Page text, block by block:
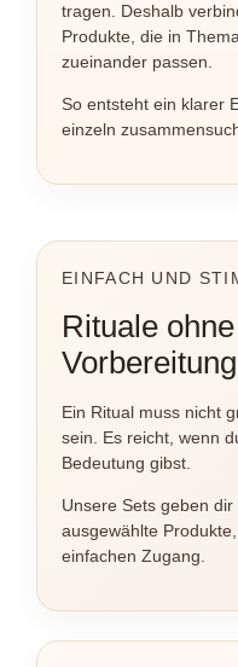
tragen. Deshalb
Produkte, die in
zueinander passen.
So entsteht ein klarer
einzeln
EINFACH UND
Rituale
Vorbereitung
Ein Ritual muss nicht
sein. Es reicht, wenn
Bedeutung gibst.
Unsere Sets geben
ausgewählte
einfachen Zugang.